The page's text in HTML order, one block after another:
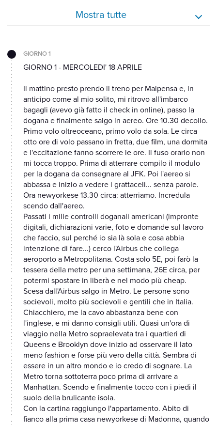
Mostra tutte
GIORNO 1
GIORNO 1 - MERCOLEDI' 18 APRILE
Il mattino presto prendo il treno per Malpensa e, in
anticipo come al mio solito, mi ritrovo all'imbarco
bagagli (avevo già fatto il check in online), passo la
dogana e finalmente salgo in aereo. Ore 10.30 decollo.
Primo volo oltreoceano, primo volo da sola. Le circa
otto ore di volo passano in fretta, due film, una dormita
e l'eccitazione fanno scorrere le ore. Il fuso orario non
mi tocca troppo. Prima di atterrare compilo il modulo
per la dogana da consegnare al JFK. Poi l'aereo si
abbassa e inizio a vedere i grattaceli... senza parole.
Ora newyorkese 13.30 circa: atterriamo. Incredula
scendo dall'aereo.
Passati i mille controlli doganali americani (impronte
digitali, dichiarazioni varie, foto e domande sul lavoro
che faccio, sul perché io sia là sola e cosa abbia
intenzione di fare...) cerco l'Airbus che collega
aeroporto a Metropolitana. Costa solo 5E, poi farò la
tessera della metro per una settimana, 26E circa, per
potermi spostare in liberà e nel modo più cheap.
Scesa dall'Airbus salgo in Metro. Le persone sono
socievoli, molto più socievoli e gentili che in Italia.
Chiacchiero, me la cavo abbastanza bene con
l'inglese, e mi danno consigli utili. Quasi un'ora di
viaggio nella Metro sopraelevata tra i quartieri di
Queens e Brooklyn dove inizio ad osservare il lato
meno fashion e forse più vero della città. Sembra di
essere in un altro mondo e io credo di sognare. La
Metro torna sottoterra poco prima di arrivare a
Manhattan. Scendo e finalmente tocco con i piedi il
suolo della brulicante isola.
Con la cartina raggiungo l'appartamento. Abito di
fianco alla prima casa newyorkese di Madonna, quando